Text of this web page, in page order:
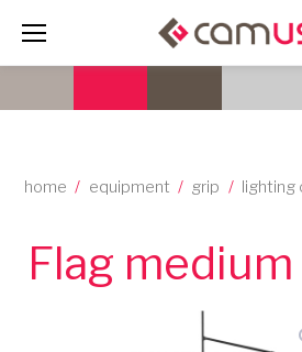
home / equipment / grip / lighting
Flag medium